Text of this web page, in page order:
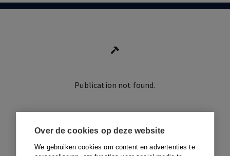
Over de cookies op deze website
We gebruiken cookies om content en advertenties te
Publication not found.